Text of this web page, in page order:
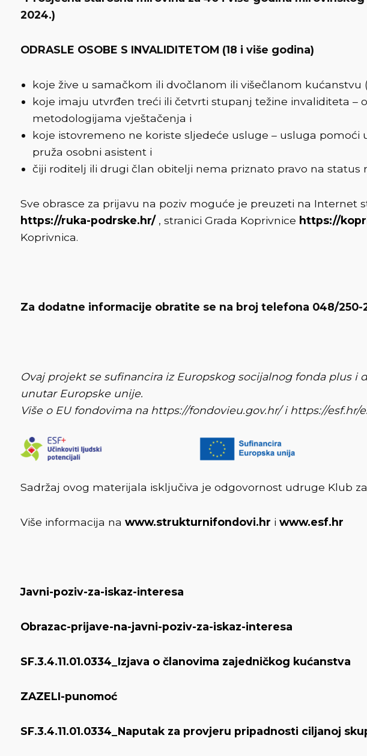
2024.)
ODRASLE OSOBE S INVALIDITETOM (18 i više godina)
koje žive u samačkom ili dvočlanom ili višečlanom
koje imaju utvrđen treći ili četvrti stupanj težine invaliditeta –
metodologijama vještačenja i
koje istovremeno ne koriste sljedeće usluge – usluga
pruža osobni asistent i
čiji roditelj ili drugi član obitelji nema priznato pravo na
Sve obrasce za prijavu na poziv moguće je preuzeti na Internet
https://ruka-podrske.hr/, stranici Grada Koprivnice https://
Koprivnica.
Za dodatne informacije obratite se na broj telefona 048/250-
Ovaj projekt se sufinancira iz Europskog socijalnog fonda plus
unutar Europske unije.
Više o EU fondovima na https://fondovieu.gov.hr/ i https://esf.hr/
Sadržaj ovog materijala isključiva je odgovornost udruge Klub za
Više informacija na www.strukturnifondovi.hr i www.esf.hr
Javni-poziv-za-iskaz-interesa
Obrazac-prijave-na-javni-poziv-za-iskaz-interesa
SF.3.4.11.01.0334_Izjava o članovima zajedničkog kućanstva
ZAZELI-punomoć
SF.3.4.11.01.0334_Naputak za provjeru pripadnosti ciljanoj